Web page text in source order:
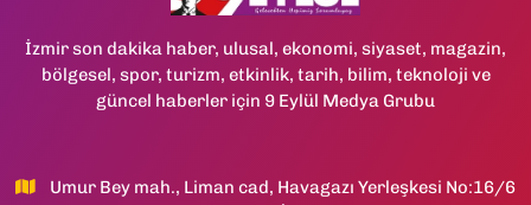
İzmir son dakika haber, ulusal, ekonomi, siyaset, magazin,
bölgesel, spor, turizm, etkinlik, tarih, bilim, teknoloji ve
güncel haberler için 9 Eylül Medya Grubu
Umur Bey mah., Liman cad, Havagazı Yerleşkesi No:16/6